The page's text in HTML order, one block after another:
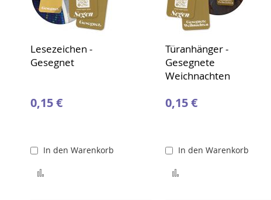
Lesezeichen -
Gesegnet
0,15 €
In den Warenkorb
Türanhänger -
Gesegnete
Weichnachten
0,15 €
In den Warenkorb